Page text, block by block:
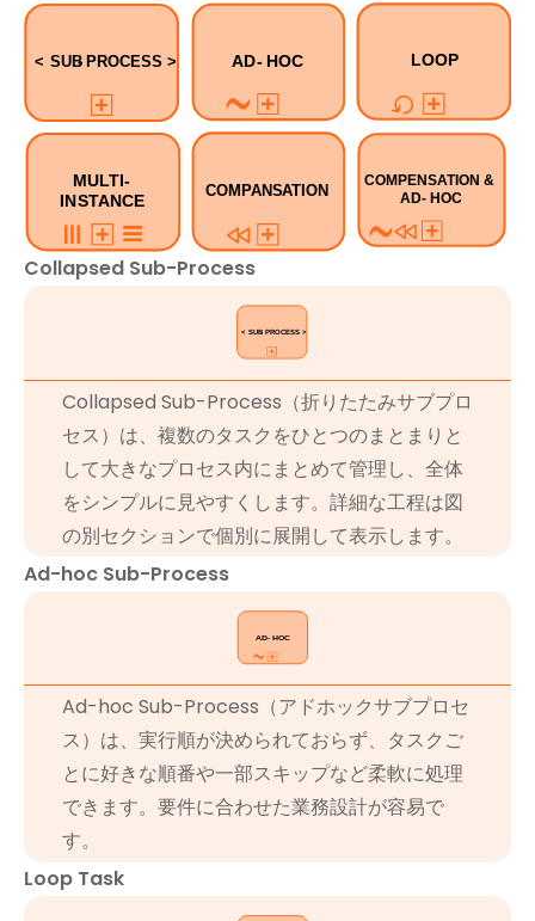
Collapsed Sub-Process
Collapsed Sub-Process（折りたたみサブプロ
セス）は、複数のタスクをひとつのまとまりと
して大きなプロセス内にまとめて管理し、全体
をシンプルに見やすくします。詳細な工程は図
の別セクションで個別に展開して表示します。
Ad-hoc Sub-Process
Ad-hoc Sub-Process（アドホックサブプロセ
ス）は、実行順が決められておらず、タスクご
とに好きな順番や一部スキップなど柔軟に処理
できます。要件に合わせた業務設計が容易で
す。
Loop Task